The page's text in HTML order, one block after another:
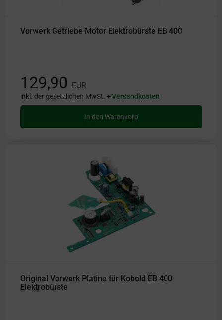
Vorwerk Getriebe Motor Elektrobürste EB 400
129,90 EUR
inkl. der gesetzlichen MwSt. +Versandkosten
In den Warenkorb
Original Vorwerk Platine für Kobold EB 400
Elektrobürste